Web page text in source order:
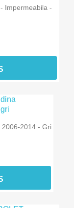
Impermeabila -
2006-2014 - Gri